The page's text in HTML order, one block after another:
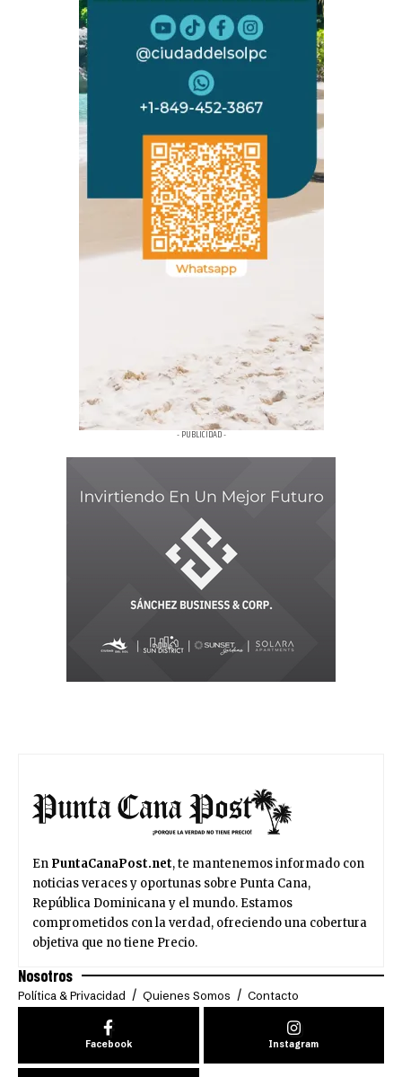
- PUBLICIDAD -
En PuntaCanaPost.net, te mantenemos informado con
noticias veraces y oportunas sobre Punta Cana,
República Dominicana y el mundo. Estamos
comprometidos con la verdad, ofreciendo una cobertura
objetiva que no tiene Precio.
Nosotros
Política & Privacidad Quienes Somos Contacto
Facebook Instagram